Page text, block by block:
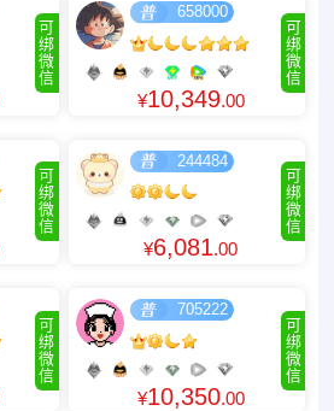
可
绑
微
信
可
绑
微
信
658000
¥10,349.00
可
绑
微
信
可
绑
微
信
244484
¥6,081.00
可
绑
微
信
可
绑
微
信
705222
¥10,350.00